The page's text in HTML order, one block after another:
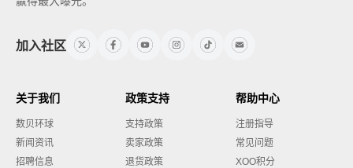
加入社区
关于我们
数贝环球
新闻资讯
招聘信息
政策支持
支持政策
卖家政策
退货政策
帮助中心
注册指导
常见问题
XOO积分